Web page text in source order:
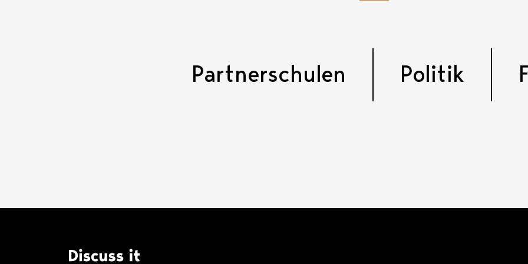
Partnerschulen Politik
Logo Discuss it